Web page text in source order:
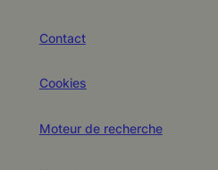
Contact
Cookies
Moteur de recherche